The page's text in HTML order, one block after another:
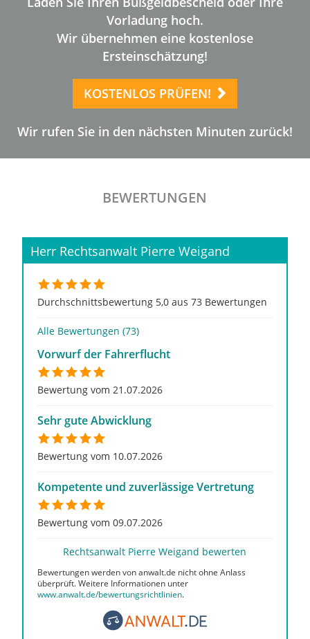
Vorladung hoch.
Wir übernehmen eine kostenlose
Ersteinschätzung!
KOSTENLOS PRÜFEN!
Wir rufen Sie in den nächsten Minuten zurück!
BEWERTUNGEN
Herr Rechtsanwalt Pierre Weigand
Durchschnittsbewertung 5,0 aus 73 Bewertungen
Alle Bewertungen (73)
Vorwurf der Fahrerflucht
Bewertung vom 21.07.2026
Sehr gute Abwicklung
Bewertung vom 10.07.2026
Kompetente und zuverlässige Vertretung
Bewertung vom 09.07.2026
Rechtsanwalt Pierre Weigand bewerten
Bewertungen werden von anwalt.de nicht ohne Anlass
überprüft. Weitere Informationen unter
www.anwalt.de/bewertungsrichtlinien.